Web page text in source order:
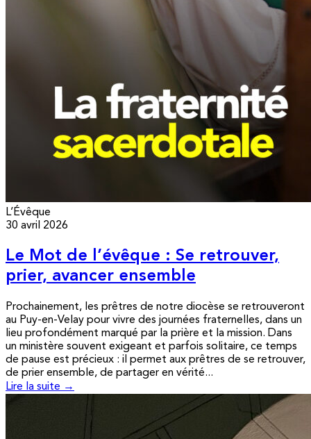
L’Évêque
30 avril 2026
Le Mot de l’évêque : Se retrouver,
prier, avancer ensemble
Prochainement, les prêtres de notre diocèse se retrouveront
au Puy-en-Velay pour vivre des journées fraternelles, dans un
lieu profondément marqué par la prière et la mission. Dans
un ministère souvent exigeant et parfois solitaire, ce temps
de pause est précieux : il permet aux prêtres de se retrouver,
de prier ensemble, de partager en vérité...
Lire la suite →